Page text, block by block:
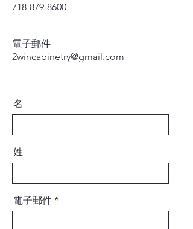
718-879-8600
電子郵件
2wincabinetry@gmail.com
名
姓
電子郵件